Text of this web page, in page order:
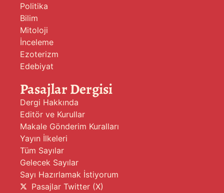
Politika
Bilim
Mitoloji
İnceleme
Ezoterizm
Edebiyat
Pasajlar Dergisi
Dergi Hakkında
Editör ve Kurullar
Makale Gönderim Kuralları
Yayın İlkeleri
Tüm Sayılar
Gelecek Sayılar
Sayı Hazırlamak İstiyorum
Pasajlar Twitter (X)